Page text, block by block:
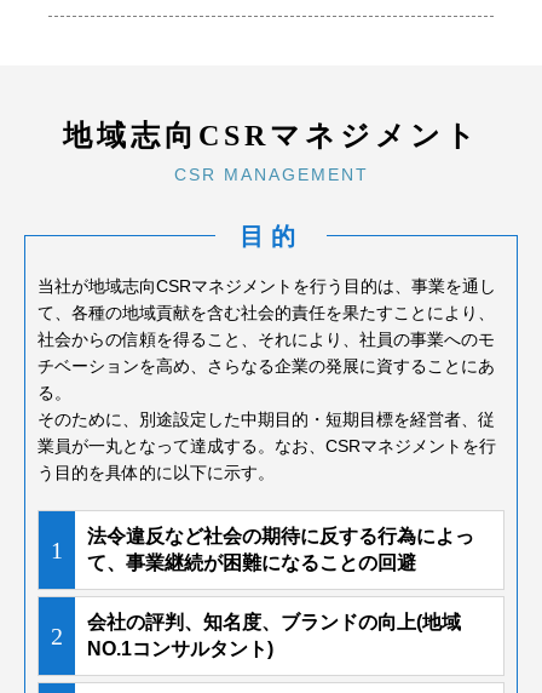
地域志向CSRマネジメント
CSR MANAGEMENT
目的
当社が地域志向CSRマネジメントを行う目的は、事業を通し
て、各種の地域貢献を含む社会的責任を果たすことにより、
社会からの信頼を得ること、それにより、社員の事業へのモ
チベーションを高め、さらなる企業の発展に資することにあ
る。
そのために、別途設定した中期目的・短期目標を経営者、従
業員が一丸となって達成する。なお、CSRマネジメントを行
う目的を具体的に以下に示す。
1
法令違反など社会の期待に反する行為によっ
て、事業継続が困難になることの回避
2
会社の評判、知名度、ブランドの向上(地域
NO.1コンサルタント)